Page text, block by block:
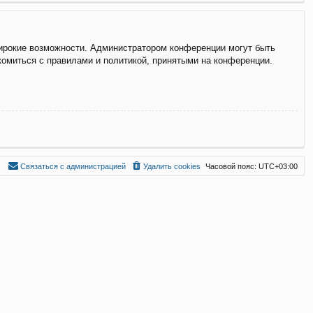
возможности. Администратором конференции могут быть
с правилами и политикой, принятыми на конференции.
Часовой пояс: UTC+03:00
Удалить cookies
Связаться с администрацией